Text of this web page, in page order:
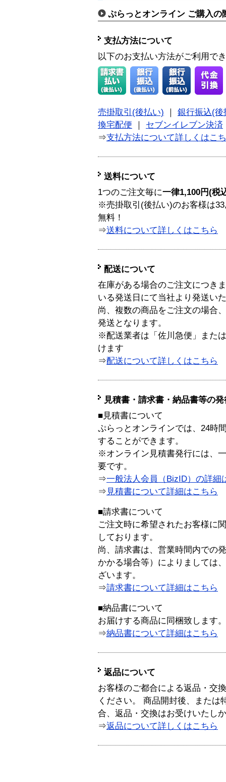
ぷらっとオンライン ご購入の
支払方法について
以下のお支払い方法がご利用で
売掛取引(後払い)
銀行振込(後
換宅配便
セブンイレブン決済
⇒支払方法について詳しくはこ
送料について
1つのご注文毎に一律1,100円(税
※売掛取引(後払い)のお客様は
無料！
⇒送料について詳しくはこちら
配送について
在庫がある場合のご注文につき
いる発送日にて当社より発送い
尚、複数の商品をご注文の場合
発送となります。
※配送業者は「佐川急便」また
けます
⇒配送について詳しくはこちら
見積書・請求書・納品書等の
■見積書について
ぷらっとオンラインでは、24時
することができます。
※オンライン見積書発行には、
要です。
⇒一般法人会員（BizID）の詳細
⇒ 見積書について詳細はこちら
■請求書について
ご注文時に希望されたお客様に
しております。
尚、請求書は、営業時間内での
かかる場合等）によりましては
ざいます。
⇒請求書について詳細はこちら
■納品書について
お届けする商品に同梱致します。
⇒納品書について詳細はこちら
返品について
お客様のご都合による返品・交
ください。 商品開封後、または
合、返品・交換はお受けいたし
⇒返品について詳しくはこちら